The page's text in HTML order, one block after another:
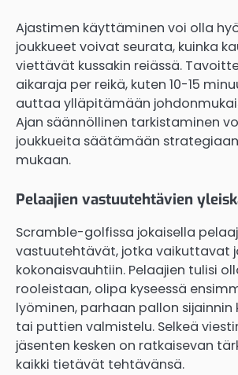
Ajastimen käyttäminen voi olla
joukkueet voivat seurata, kuinka
viettävät kussakin reiässä.
aikaraja per reikä, kuten 10-15
auttaa ylläpitämään
Ajan säännöllinen tarkistaminen
joukkueita säätämään
mukaan.
Pelaajien vastuutehtävien
Scramble-golfissa jokaisella
vastuutehtävät, jotka vaikuttavat
kokonaisvauhtiin. Pelaajien tulisi
rooleistaan, olipa kyseessä
lyöminen, parhaan pallon
tai puttien valmistelu. Selkeä
jäsenten kesken on ratkaisevan
kaikki tietävät tehtävänsä.